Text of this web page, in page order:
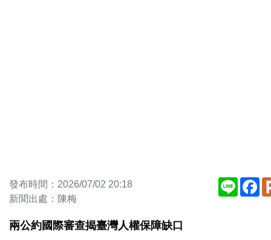
發布時間：2026/07/02 20:18
新聞出處：陳梅
Line
兩公約國際審查揭臺灣人權保障缺口